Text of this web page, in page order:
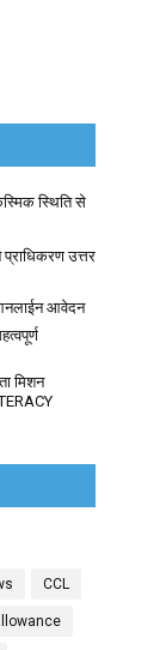
स्थिति से
उत्तर
आवेदन
मिशन
CCL